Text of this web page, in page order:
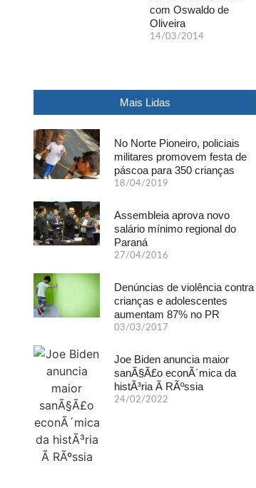
com Oswaldo de
Oliveira
14/03/2014
Mais Lidas
No Norte Pioneiro, policiais
militares promovem festa de
páscoa para 350 crianças
18/04/2019
Assembleia aprova novo
salário mínimo regional do
Paraná
27/04/2016
Denúncias de violência contra
crianças e adolescentes
aumentam 87% no PR
03/03/2017
Joe Biden anuncia maior
sanÃ§Ã£o econÃ´mica da
histÃ³ria Ã RÃºssia
24/02/2022